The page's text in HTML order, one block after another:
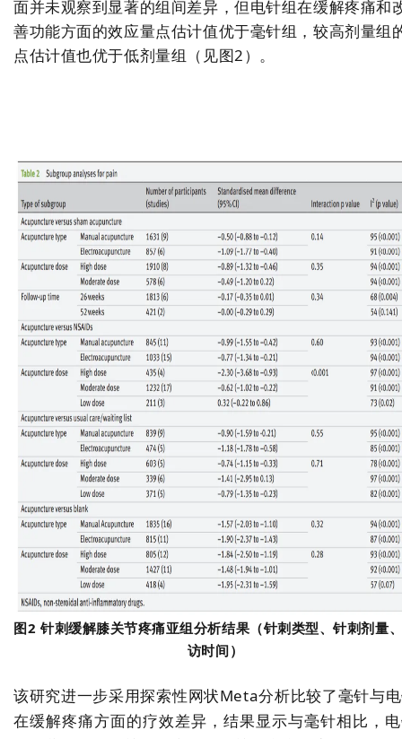
面并未观察到显著的组间差异，但电针组在缓解疼痛和
善功能方面的效应量点估计值优于毫针组，较高剂量组
点估计值也优于低剂量组（见图2）。
图2 针刺缓解膝关节疼痛亚组分析结果（针刺类型、针刺剂量
访时间）
该研究进一步采用探索性网状Meta分析比较了毫针与
在缓解疼痛方面的疗效差异，结果显示与毫针相比，